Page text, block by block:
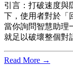
引言：打破速度與
下，使用者對於「
當你詢問智慧助理
就足以破壞整個對
Read More →